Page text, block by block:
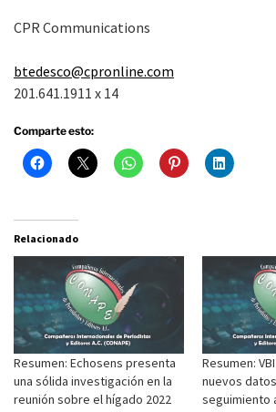
CPR Communications
btedesco@cpronline.com
201.641.1911 x 14
Comparte esto:
Relacionado
Resumen: Echosens presenta
una sólida investigación en la
reunión sobre el hígado 2022
Resumen:
nuevos
seguimiento